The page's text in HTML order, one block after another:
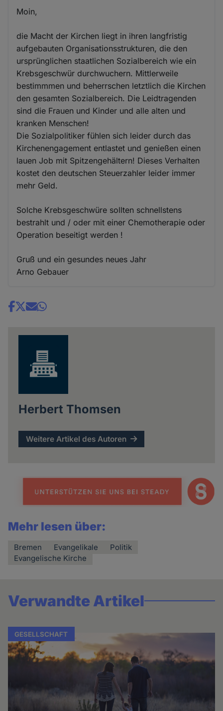
Moin,
die Macht der Kirchen liegt in ihren langfristig
aufgebauten Organisationsstrukturen, die den
ursprünglichen staatlichen Sozialbereich wie ein
Krebsgeschwür durchwuchern. Mittlerweile
bestimmmen und beherrschen letztlich die Kirchen
den gesamten Sozialbereich. Die Leidtragenden
sind die Frauen und Kinder und alle alten und
kranken Menschen!
Die Sozialpolitiker fühlen sich leider durch das
Kirchenengagement entlastet und genießen einen
lauen Job mit Spitzengehältern! Dieses Verhalten
kostet den deutschen Steuerzahler leider immer
mehr Geld.
Solche Krebsgeschwüre sollten schnellstens
bestrahlt und / oder mit einer Chemotherapie oder
Operation beseitigt werden !
Gruß und ein gesundes neues Jahr
Arno Gebauer
Share
Herbert Thomsen
Weitere Artikel des Autoren
Mehr lesen über:
Bremen Evangelikale
Politik
Evangelische Kirche
Verwandte Artikel
GESELLSCHAFT